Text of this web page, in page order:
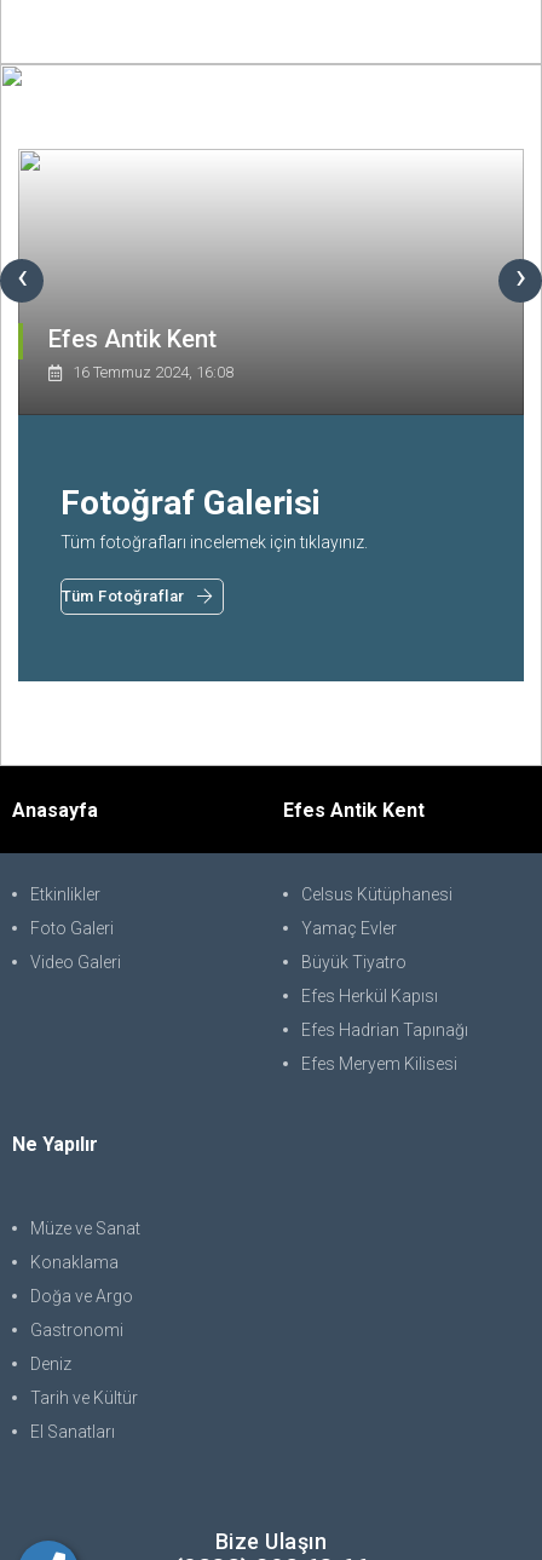
‹ ›
Efes Antik Kent
16 Temmuz 2024, 16:08
Fotoğraf Galerisi
Tüm fotoğrafları incelemek için tıklayınız.
Tüm Fotoğraflar
Anasayfa
Etkinlikler
Foto Galeri
Video Galeri
Efes Antik Kent
Celsus Kütüphanesi
Yamaç Evler
Büyük Tiyatro
Efes Herkül Kapısı
Efes Hadrian Tapınağı
Efes Meryem Kilisesi
Ne Yapılır
Müze ve Sanat
Konaklama
Doğa ve Argo
Gastronomi
Deniz
Tarih ve Kültür
El Sanatları
Bize Ulaşın